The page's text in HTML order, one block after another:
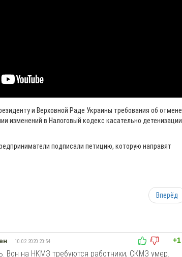
и Верховной Раде Украины требования об отмене
изменений в Налоговый кодекс касательно детенизации
подписали петицию, которую направят
Вперёд
+1
10.02.2020 20:54
Вон на НКМЗ требуются работники, СКМЗ умер.